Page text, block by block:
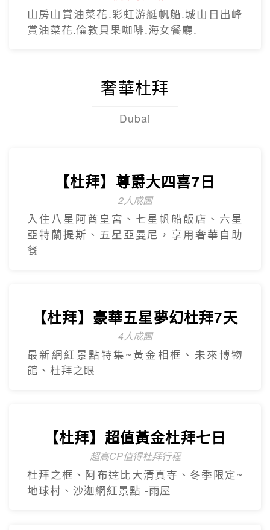
山房山賞油菜花.彩虹游艇帆船.城山日出峰
賞油菜花.倫敦貝果咖啡.海女餐廳.
奢華杜拜
Dubai
【杜拜】尊爵大四喜7日
2人成團
入住八星阿酋皇宮、七星帆船飯店、六星
亞特蘭提斯、五星亞曼尼，享用奢華自助
餐
【杜拜】豪華五星夢幻杜拜7天
4人成團
最新網紅景點特集~黃金相框、未來博物
館、杜拜之眼
【杜拜】超值黃金杜拜七日
超高CP值得杜拜行程
杜拜之框、阿布達比大清真寺、冬季限定~
地球村、沙迦網紅景點 -⾬屋